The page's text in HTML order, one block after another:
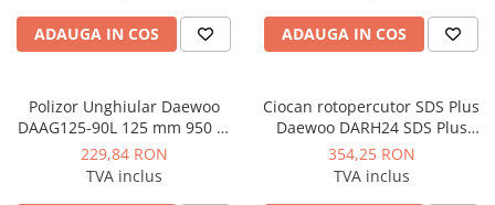
tensiune
Ventile electromagnetice
Automatizare centrala termica
Termostate aplicatii industriale
ADAUGA IN COS ADAUGA IN COS
Polizor Unghiular Daewoo
DAAG125-90L 125 mm 950 W
12.000 rpm
229,84 RON
TVA inclus
Ciocan rotopercutor SDS Plus
Daewoo DARH24 SDS Plus
1050W 24mm
354,25 RON
TVA inclus